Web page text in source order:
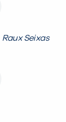
Raux Seixas